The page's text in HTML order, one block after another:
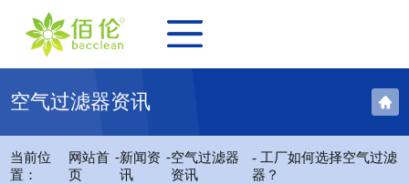
空气过滤器资讯
当前位
置：
网站首
页
-新闻资
讯
-空气过滤器
资讯
- 工厂如何选择空气过滤
器？